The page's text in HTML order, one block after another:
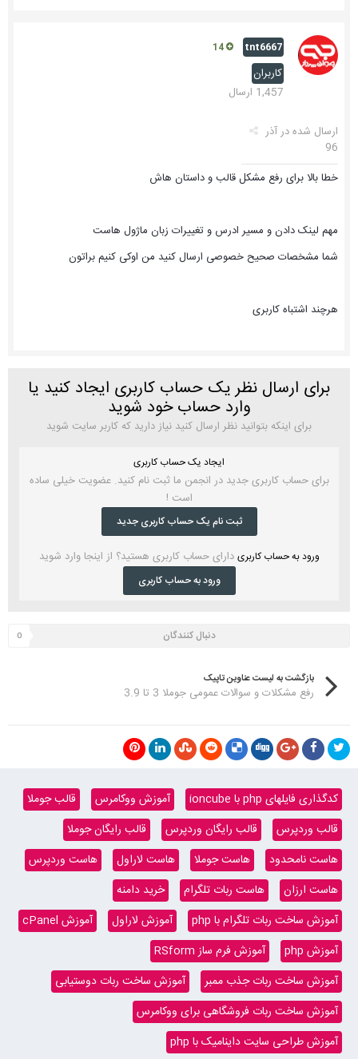
tnt6667
کاربران
1,457 ارسال
ارسال شده درآذر
96
خطا بالا برای رفع مشکل قالب و داستان هاش
مهم لینک دادن و مسیر ادرس و تغییرات زبان ماژول هاست
شما مشخصات صحیح خصوصی ارسال کنید من اوکی کنیم براتون
هرچند اشتباه کاربری
برای ارسال نظر یک حساب کاربری ایجاد کنید یا
وارد حساب خود شوید
برای اینکه بتوانید نظر ارسال کنید نیاز دارید که کاربر سایت شوید
ایجاد یک حساب کاربری
برای حساب کاربری جدید در انجمن ما ثبت نام کنید. عضویت خیلی ساده
است !
ثبت نام یک حساب کاربری جدید
ورود به حساب کاربری دارای حساب کاربری هستید؟ از اینجا وارد شوید
ورود به حساب کاربری
دنبال کنندگان 0
بازگشت به لیست عناوین تاپیک
رفع مشکلات و سوالات عمومی جوملا 3 تا 3.9
کدگذاری فایلهای php با ioncube آموزش ووکامرس
قالب جوملا
قالب وردپرس
قالب رایگان وردپرس
قالب رایگان جوملا
هاست نامحدود
هاست جوملا هاست لاراول
هاست وردپرس
هاست ارزان
هاست ربات تلگرام
خرید دامنه
آموزش ساخت ربات تلگرام با php
آموزش لاراول
آموزش cPanel
آموزش php
آموزش فرم ساز RSform
آموزش ساخت ربات جذب ممبر
آموزش ساخت ربات دوستیابی
آموزش ساخت ربات فروشگاهی برای ووکامرس
آموزش طراحی سایت داینامیک با php